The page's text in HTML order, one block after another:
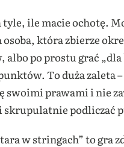
ile macie ochotę.
osoba, która zbierze
albo po prostu grać „dla
To duża zaleta
swoimi prawami i nie
skrupulatnie podliczać
w stringach” to gra